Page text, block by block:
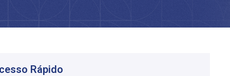
Rápido